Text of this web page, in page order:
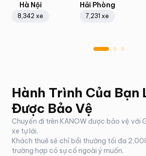
Hà Nội
8,342 xe
Hải Phòng
7,231 xe
Hành Trình Của Bạn
Được Bảo Vệ
Chuyến đi trên KANOW được bảo vệ với
xe tự lái.
Khách thuê sẽ chỉ bồi thường tối đa
trường hợp có sự cố ngoài ý muốn.